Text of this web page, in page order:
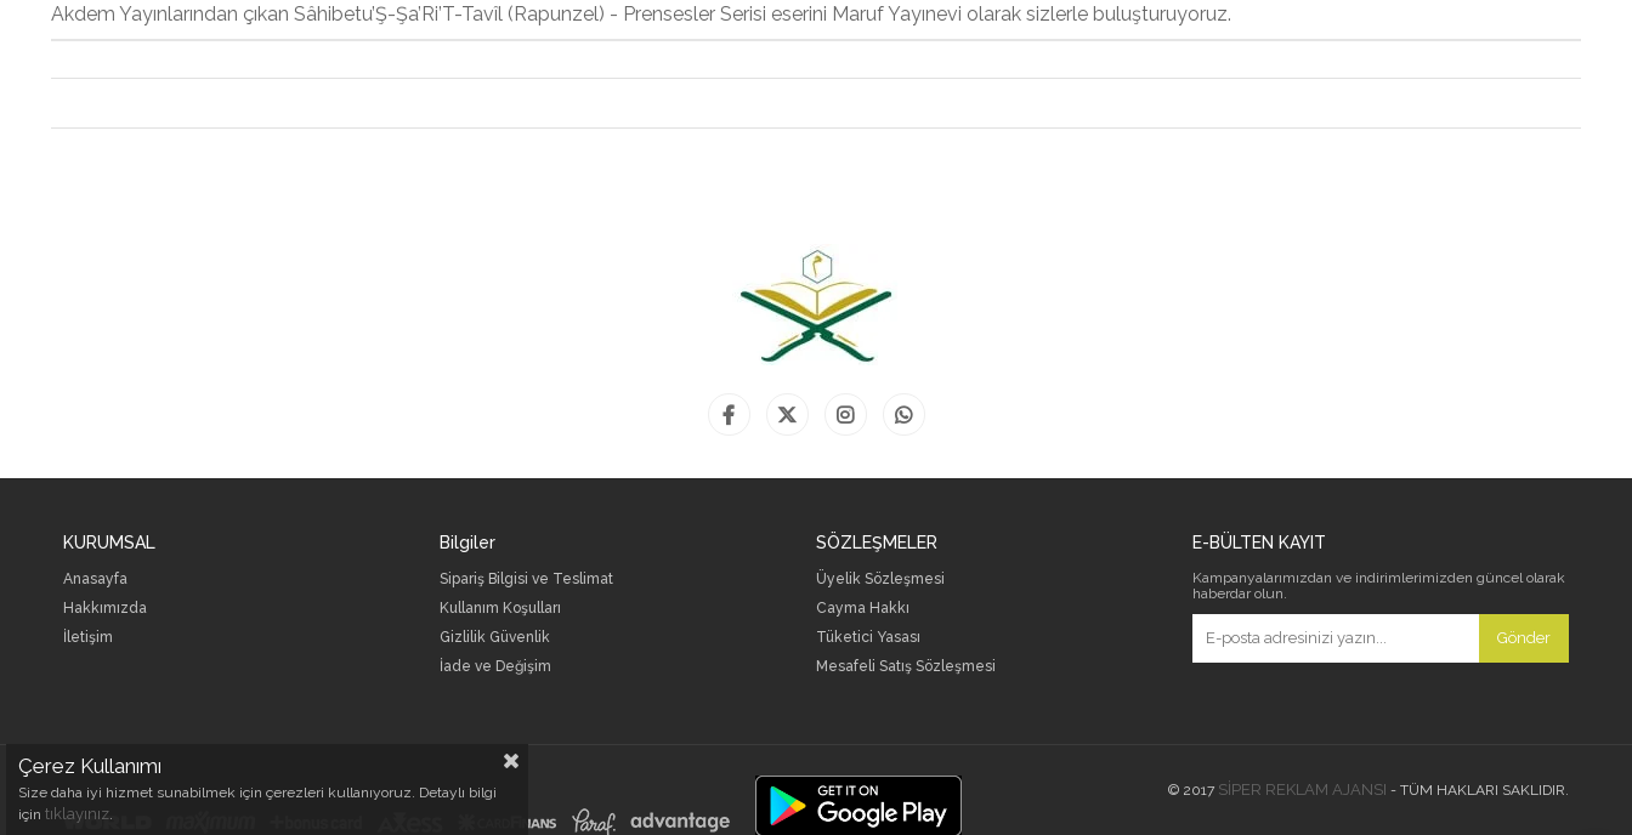
Akdem Yayınlarından çıkan Sâhibetu’Ş-Şa’Ri’T-Tavîl (Rapunzel) - Prensesler Serisi eserini Maruf Yayınevi olarak sizlerle buluşturuyoruz.
KURUMSAL
Anasayfa
Hakkımızda
İletişim
Bilgiler
Sipariş Bilgisi ve Teslimat
Kullanım Koşulları
Gizlilik Güvenlik
İade ve Değişim
SÖZLEŞMELER
Üyelik Sözleşmesi
Cayma Hakkı
Tüketici Yasası
Mesafeli Satış Sözleşmesi
E-BÜLTEN KAYIT
Kampanyalarımızdan ve indirimlerimizden güncel olarak
haberdar olun.
Gönder
© 2017 SİPER REKLAM AJANSI - TÜM HAKLARI SAKLIDIR.
Çerez Kullanımı
Size daha iyi hizmet sunabilmek için çerezleri kullanıyoruz. Detaylı bilgi
için tıklayınız.